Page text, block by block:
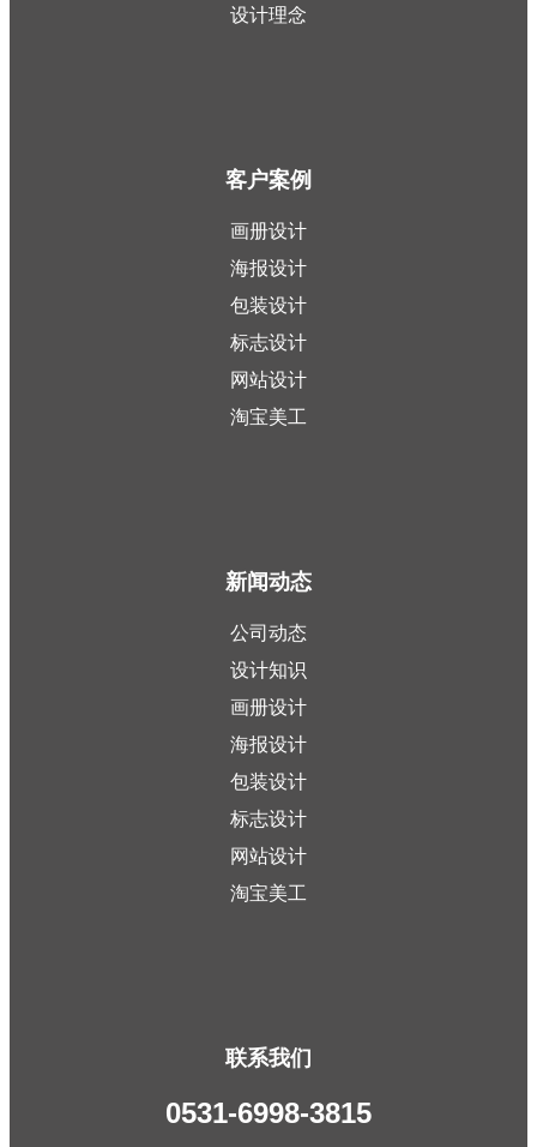
设计理念
客户案例
画册设计
海报设计
包装设计
标志设计
网站设计
淘宝美工
新闻动态
公司动态
设计知识
画册设计
海报设计
包装设计
标志设计
网站设计
淘宝美工
联系我们
0531-6998-3815